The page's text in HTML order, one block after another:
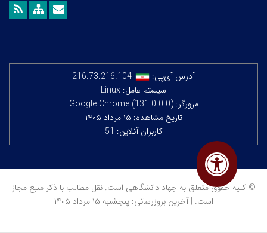
آدرس آی‌پی:
216.73.216.104
سیستم عامل: Linux
مرورگر: Google Chrome (131.0.0.0)
تاریخ مشاهده: ۱۵ مرداد ۱۴۰۵
کاربران آنلاین: 51
© کلیه حقوق متعلق به جهاد دانشگاهی است. نقل مطالب با ذکر منبع مجاز
است. | آخرین بروزرسانی: پنجشنبه ۱۵ مرداد ۱۴۰۵